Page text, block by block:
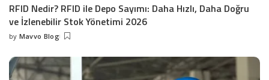
RFID Nedir? RFID ile Depo Sayımı: Daha Hızlı, Daha Doğru
ve İzlenebilir Stok Yönetimi 2026
by Mavvo Blog